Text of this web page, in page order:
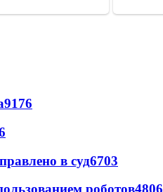
9176
в суд6703